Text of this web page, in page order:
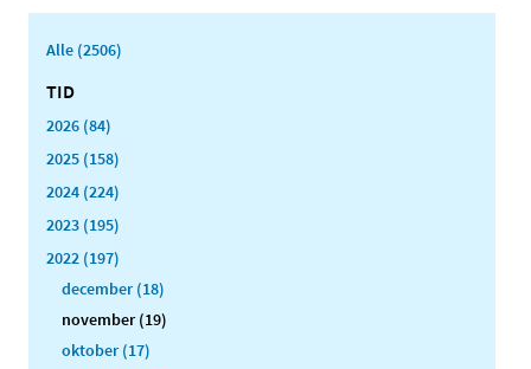
Alle (2506)
TID
2026 (84)
2025 (158)
2024 (224)
2023 (195)
2022 (197)
december (18)
november (19)
oktober (17)